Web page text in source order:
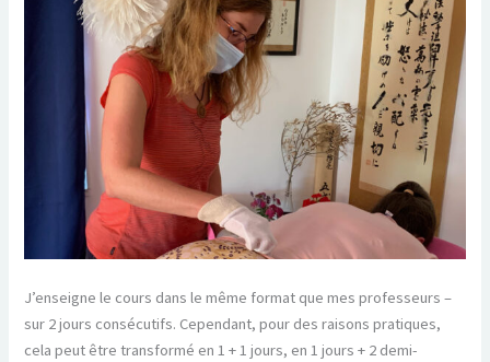
J’enseigne le cours dans le même format que mes professeurs –
sur 2 jours consécutifs. Cependant, pour des raisons pratiques,
cela peut être transformé en 1 + 1 jours, en 1 jours + 2 demi-